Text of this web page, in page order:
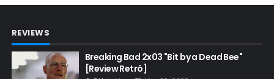
BAND
BASTIDORES
BATTLE CREEK
REVIEWS
Breaking Bad 2x03 "Bit by a Dead Bee"
[Review Retrô]